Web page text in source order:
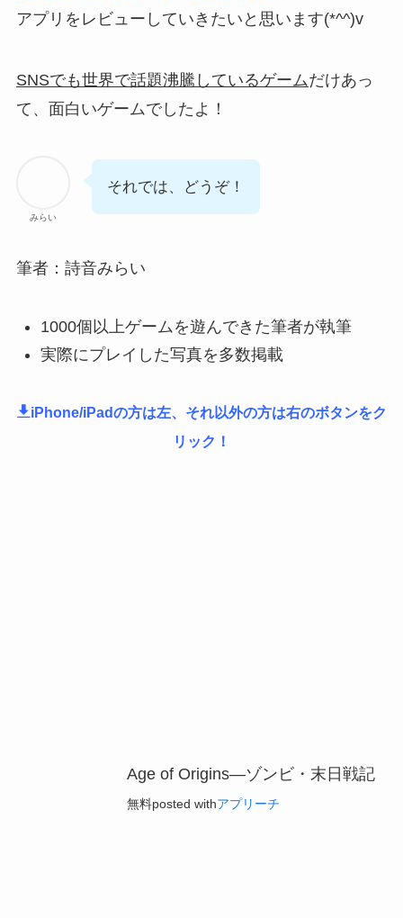
アプリをレビューしていきたいと思います(*^^)v
SNSでも世界で話題沸騰しているゲームだけあっ
て、面白いゲームでしたよ！
みらい
それでは、どうぞ！
筆者：詩音みらい
1000個以上ゲームを遊んできた筆者が執筆
実際にプレイした写真を多数掲載
iPhone/iPadの方は左、それ以外の方は右のボタンをク
リック！
Age of Origins—ゾンビ・末日戦記
無料posted withアプリーチ